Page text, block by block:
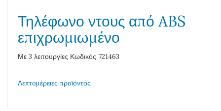
Τηλέφωνο ντους από ABS
επιχρωμιωμένο
Με 3 λειτουργίες Κωδικός 721463
Λεπτομέρειες προϊόντος